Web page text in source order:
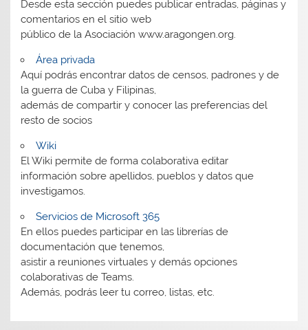
Desde esta sección puedes publicar entradas, páginas y
comentarios en el sitio web
público de la Asociación www.aragongen.org.
Área privada
Aquí podrás encontrar datos de censos, padrones y de
la guerra de Cuba y Filipinas,
además de compartir y conocer las preferencias del
resto de socios
Wiki
El Wiki permite de forma colaborativa editar
información sobre apellidos, pueblos y datos que
investigamos.
Servicios de Microsoft 365
En ellos puedes participar en las librerías de
documentación que tenemos,
asistir a reuniones virtuales y demás opciones
colaborativas de Teams.
Además, podrás leer tu correo, listas, etc.